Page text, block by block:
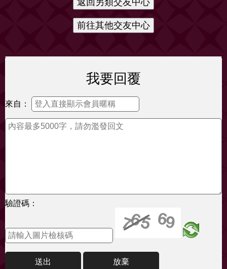
我要回覆
來自：
驗證碼：
送出 放棄